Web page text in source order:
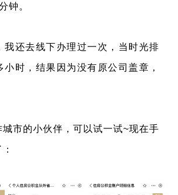
钟。
我还去线下办理过一次，当时光排
小时，结果因为没有原公司盖章，
市的小伙伴，可以试一试~现在手